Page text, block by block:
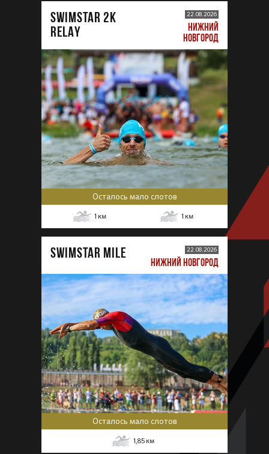
SWIMSTAR 2K
RELAY
22.08.2026
НИЖНИЙ
НОВГОРОД
Осталось мало слотов
1 км 1 км
SWIMSTAR MILE 22.08.2026
НИЖНИЙ НОВГОРОД
Осталось мало слотов
1,85 км